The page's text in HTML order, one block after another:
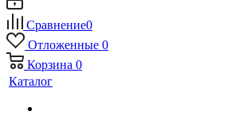
Сравнение0
Отложенные 0
Корзина 0
Каталог